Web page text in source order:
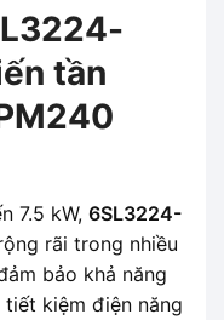
tần
7.5 kW, 6SL3224-
rãi trong nhiều
bảo khả năng
kiệm điện năng